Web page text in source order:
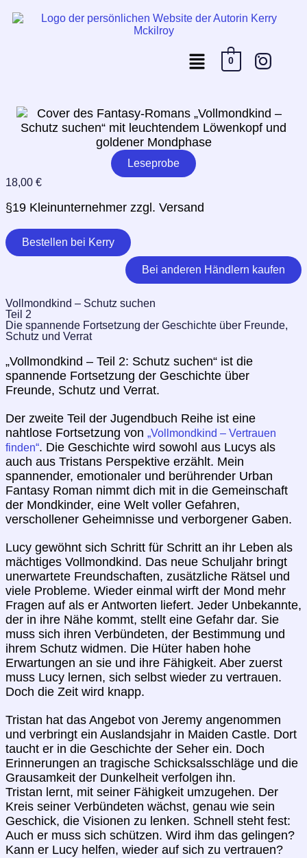
0
Leseprobe
18,00 €
§19 Kleinunternehmer zzgl. Versand
Bestellen bei Kerry
Bei anderen Händlern kaufen
Vollmondkind – Schutz suchen
Teil 2
Die spannende Fortsetzung der Geschichte über Freunde,
Schutz und Verrat
„Vollmondkind – Teil 2: Schutz suchen“ ist die
spannende Fortsetzung der Geschichte über
Freunde, Schutz und Verrat.
Der zweite Teil der Jugendbuch Reihe ist eine
nahtlose Fortsetzung von „Vollmondkind – Vertrauen
finden“. Die Geschichte wird sowohl aus Lucys als
auch aus Tristans Perspektive erzählt. Mein
spannender, emotionaler und berührender Urban
Fantasy Roman nimmt dich mit in die Gemeinschaft
der Mondkinder, eine Welt voller Gefahren,
verschollener Geheimnisse und verborgener Gaben.
Lucy gewöhnt sich Schritt für Schritt an ihr Leben als
mächtiges Vollmondkind. Das neue Schuljahr bringt
unerwartete Freundschaften, zusätzliche Rätsel und
viele Probleme. Wieder einmal wirft der Mond mehr
Fragen auf als er Antworten liefert. Jeder Unbekannte,
der in ihre Nähe kommt, stellt eine Gefahr dar. Sie
muss sich ihren Verbündeten, der Bestimmung und
ihrem Schutz widmen. Die Hüter haben hohe
Erwartungen an sie und ihre Fähigkeit. Aber zuerst
muss Lucy lernen, sich selbst wieder zu vertrauen.
Doch die Zeit wird knapp.
Tristan hat das Angebot von Jeremy angenommen
und verbringt ein Auslandsjahr in Maiden Castle. Dort
taucht er in die Geschichte der Seher ein. Doch
Erinnerungen an tragische Schicksalsschläge und die
Grausamkeit der Dunkelheit verfolgen ihn.
Tristan lernt, mit seiner Fähigkeit umzugehen. Der
Kreis seiner Verbündeten wächst, genau wie sein
Geschick, die Visionen zu lenken. Schnell steht fest:
Auch er muss sich schützen. Wird ihm das gelingen?
Kann er Lucy helfen, wieder auf sich zu vertrauen?